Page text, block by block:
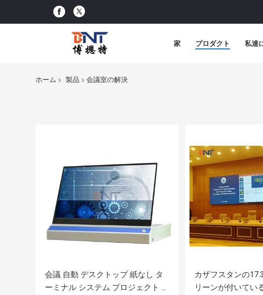
家 プロダクト 私達
ホーム 製品 会議室の解決
会議 自動 デスクトップ 紙なし タ
ーミナル システム プロジェクト /
カザフスタンの
リーンが付いてい